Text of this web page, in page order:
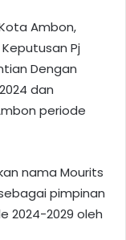
Ambon,
Pj
Dengan
dan
periode
nama Mourits
pimpinan
2024-2029 oleh